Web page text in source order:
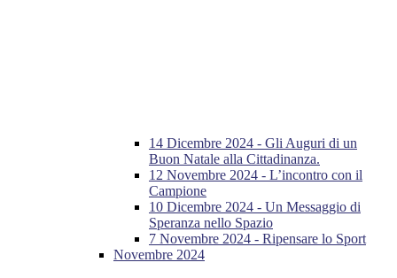
14 Dicembre 2024 - Gli Auguri di un
Buon Natale alla Cittadinanza.
12 Novembre 2024 - L’incontro con il
Campione
10 Dicembre 2024 - Un Messaggio di
Speranza nello Spazio
7 Novembre 2024 - Ripensare lo Sport
Novembre 2024